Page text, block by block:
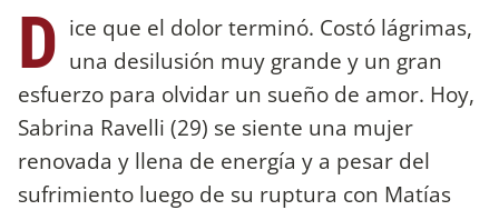
D ice que el dolor terminó. Costó lágrimas,
una desilusión muy grande y un gran
esfuerzo para olvidar un sueño de amor. Hoy,
Sabrina Ravelli (29) se siente una mujer
renovada y llena de energía y a pesar del
sufrimiento luego de su ruptura con Matías